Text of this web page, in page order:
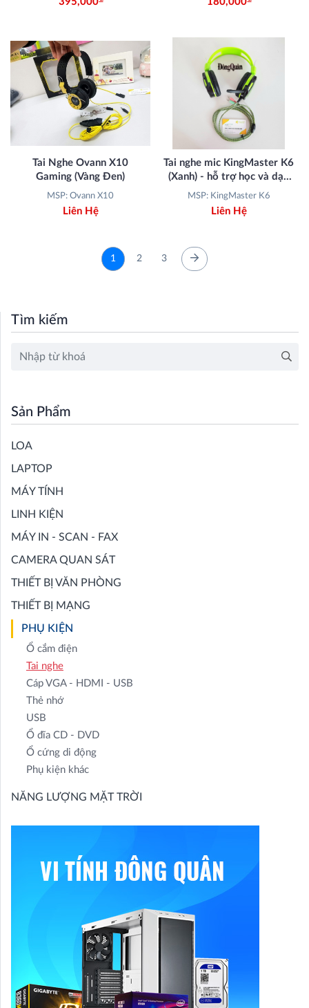
Tai Nghe Ovann X10
Gaming (Vàng Đen)
MSP: Ovann X10
Liên Hệ
Tai nghe mic KingMaster K6
(Xanh) - hỗ trợ học và dạy
online
MSP: KingMaster K6
Liên Hệ
1 2 3
Tìm kiếm
Sản Phẩm
LOA
LAPTOP
MÁY TÍNH
LINH KIỆN
MÁY IN - SCAN - FAX
CAMERA QUAN SÁT
THIẾT BỊ VĂN PHÒNG
THIẾT BỊ MẠNG
PHỤ KIỆN
Ổ cắm điện
Tai nghe
Cáp VGA - HDMI - USB
Thẻ nhớ
USB
Ổ đĩa CD - DVD
Ổ cứng di động
Phụ kiện khác
NĂNG LƯỢNG MẶT TRỜI